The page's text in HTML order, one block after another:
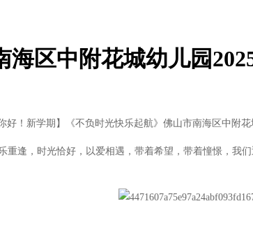
海区中附花城幼儿园
！新学期】《不负时光快乐起航》佛山市南海区中附花
，时光恰好，以爱相遇，带着希望，带着憧憬，我